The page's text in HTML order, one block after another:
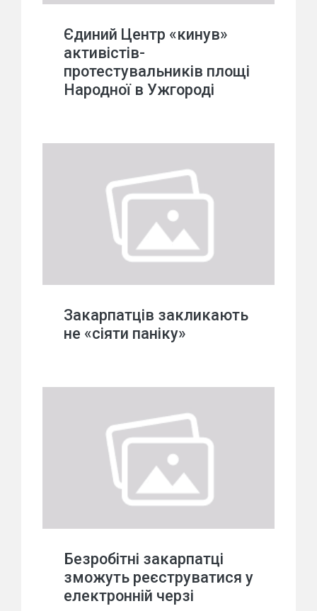
Єдиний Центр «кинув»
активістів-
протестувальників площі
Народної в Ужгороді
Закарпатців закликають
не «сіяти паніку»
Безробітні закарпатці
зможуть реєструватися у
електронній черзі